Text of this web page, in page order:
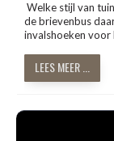
Welke stijl van
de brievenbus
invalshoeken voor
LEES MEER ...